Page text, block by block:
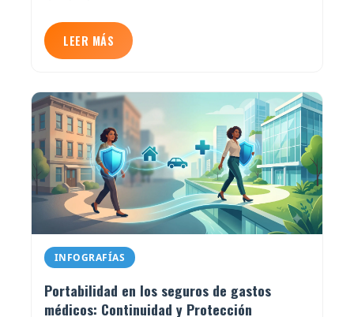
LEER MÁS
INFOGRAFÍAS
Portabilidad en los seguros de gastos
médicos: Continuidad y Protección